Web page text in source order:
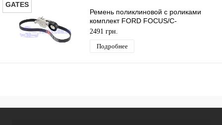
GATES
Ремень поликлиновой с роликами
комплект FORD FOCUS/C-
MAX/FIESTA/COURIER/B-MAX
(1.6TDCI) GATES
2491 грн.
Подробнее